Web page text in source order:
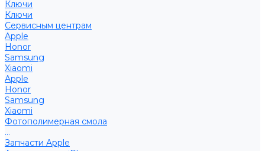
Ключи
Ключи
Сервисным центрам
Apple
Honor
Samsung
Xiaomi
Apple
Honor
Samsung
Xiaomi
Фотополимерная смола
...
Запчасти Apple